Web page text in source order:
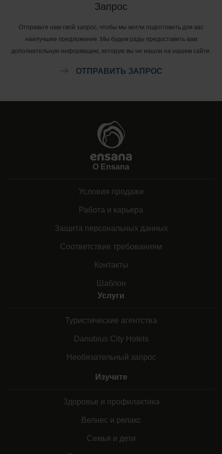
Запрос
Отправьте нам свой запрос, чтобы мы могли подготовить для вас
наилучшее предложение. Мы будем рады предоставить вам
дополнительную информацию, которую вы не нашли на нашем сайте.
ОТПРАВИТЬ ЗАПРОС
О Ensana
Условия продажи
Работа и карьера
Защита персональных данных
Соответствие требованиям
Контакты
Шаблон
Услуги
Туристические агентства
Danubius City Hotels
Необязательный запрос
Изучите
Здоровье и профилактика
Велнес и релакс
Семья и дети